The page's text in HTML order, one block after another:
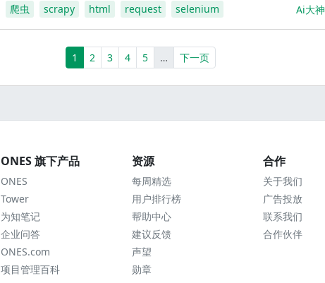
爬虫 scrapy html request selenium Ai大神
1 (current)
2 3 4 5 …More下一页
ONES 旗下产品
ONES
Tower
为知笔记
企业问答
ONES.com
项目管理百科
资源
每周精选
用户排行榜
帮助中心
建议反馈
声望
勋章
合作
关于我们
广告投放
联系我们
合作伙伴